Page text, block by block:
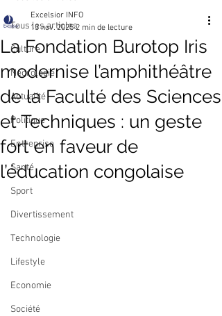
Tous les articles
Culture
Nécrologie
Actualité
Politique
Entreprise
Santé
Sport
Divertissement
Technologie
Lifestyle
Economie
Société
La Fondation Burotop Iris
modernise l’amphithéâtre
de la Faculté des Sciences
et Techniques : un geste
fort en faveur de
l’éducation congolaise
Excelsior INFO
13 nov. 2025 2 min de lecture